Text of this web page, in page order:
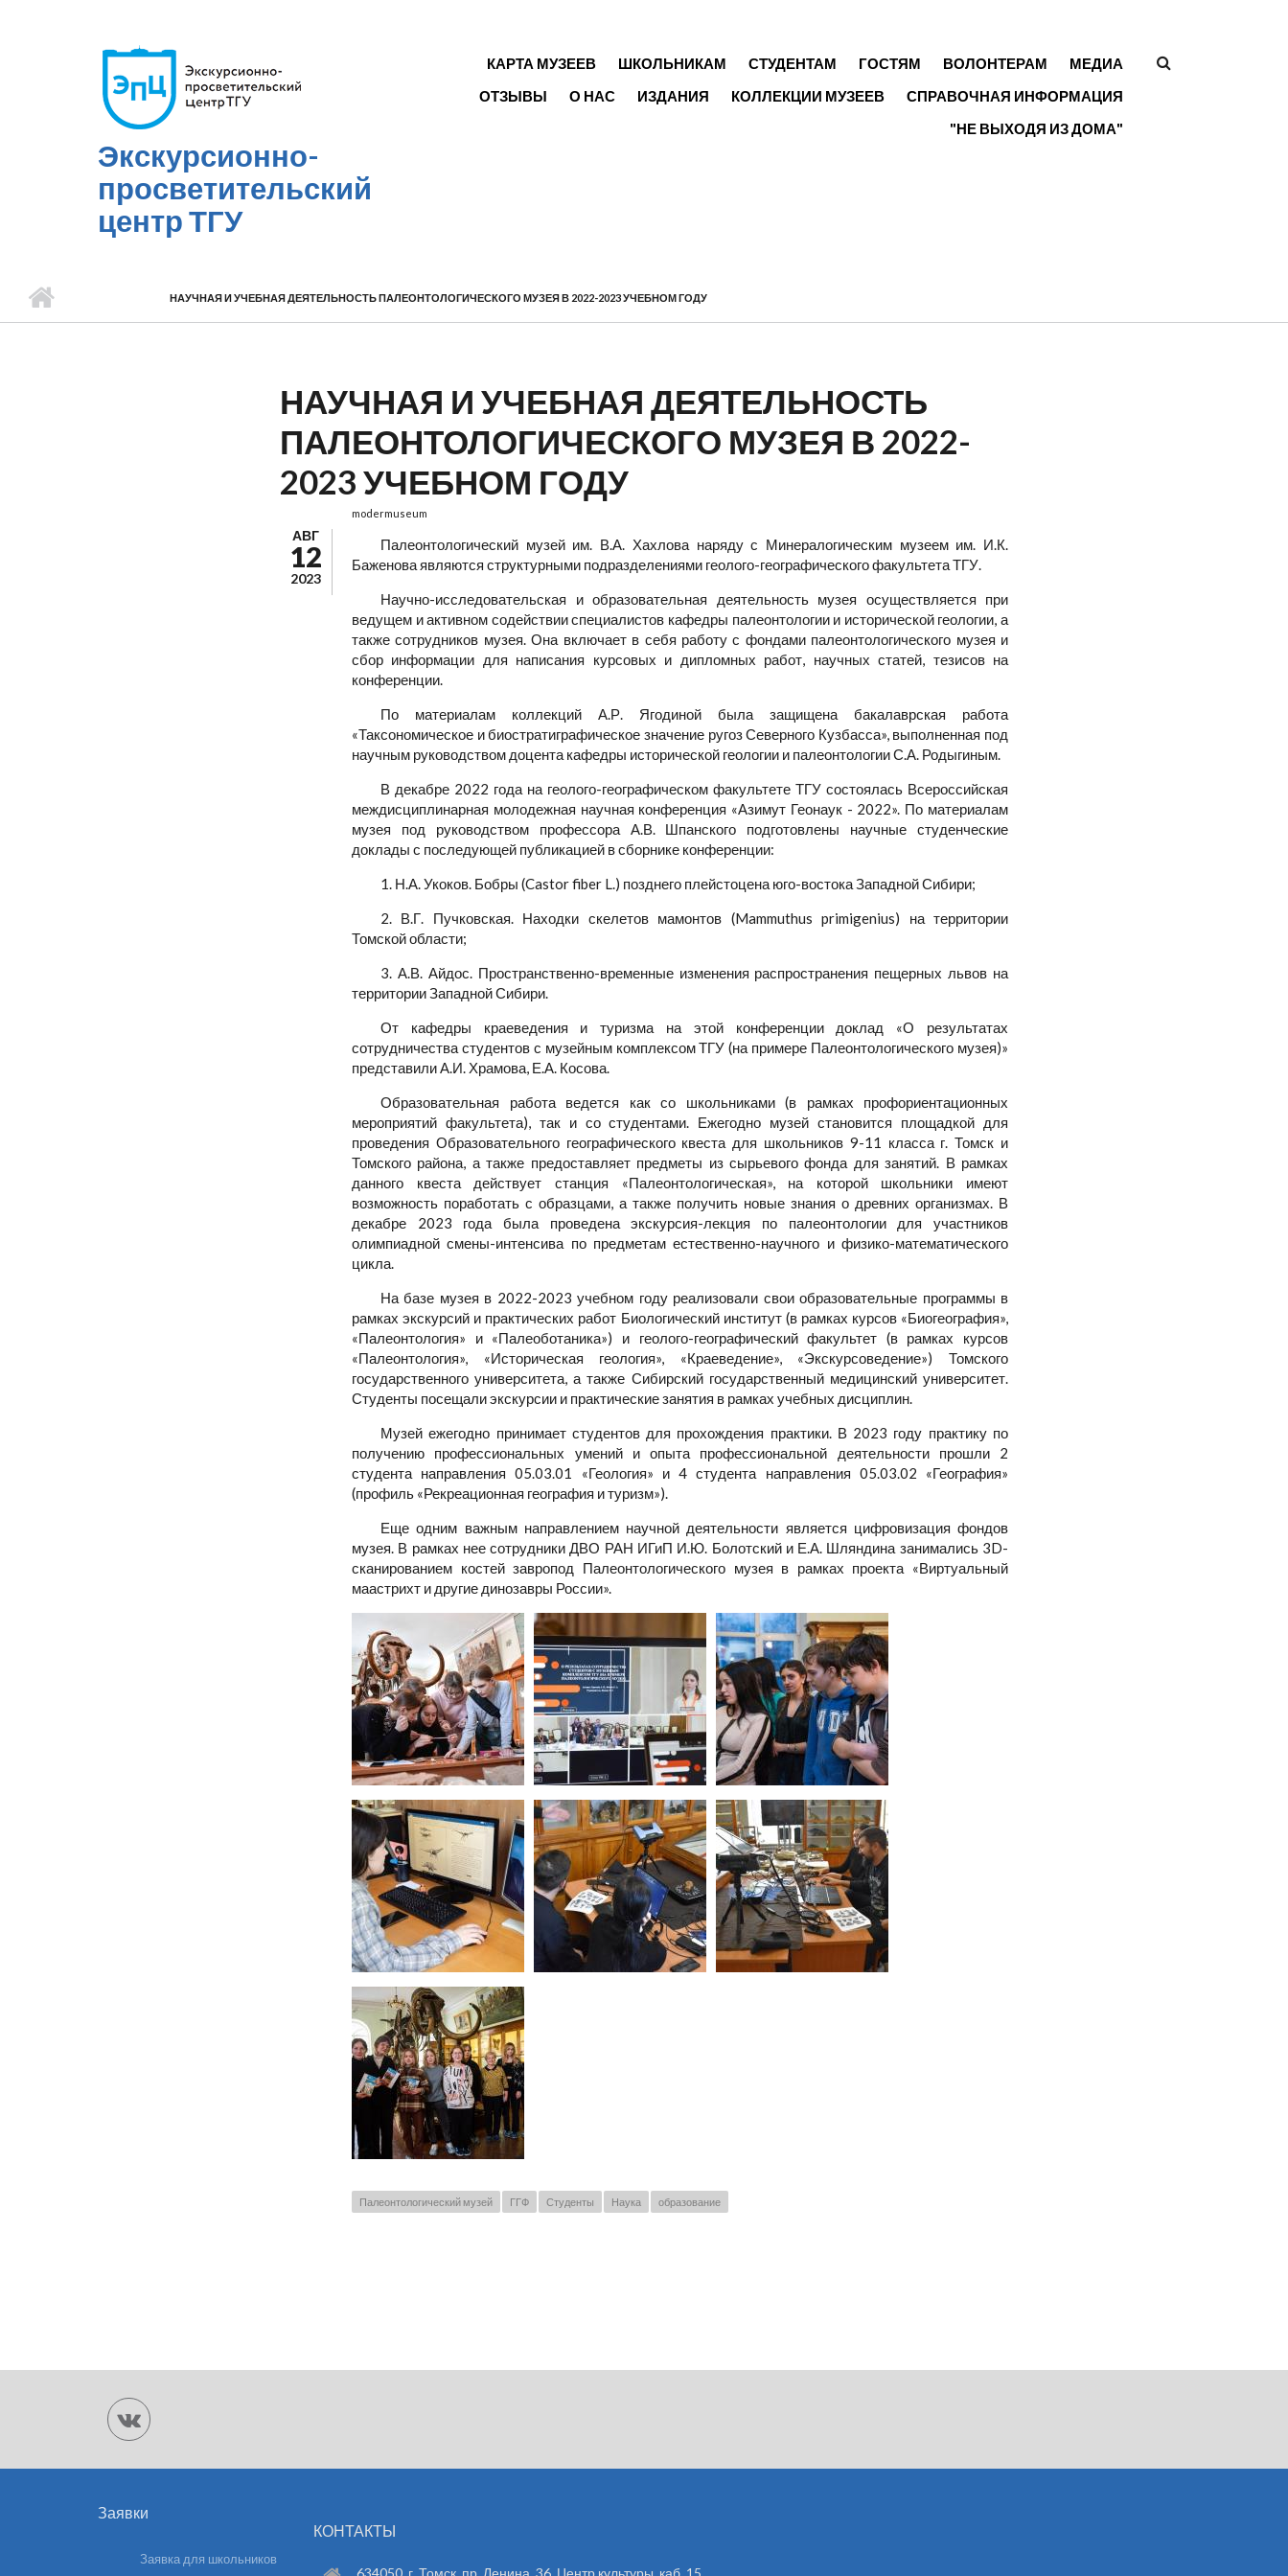
Экскурсионно-
просветительский
центр ТГУ
ФОРМА
ГЛАВНОЕ МЕНЮ
КАРТА МУЗЕЕВ ШКОЛЬНИКАМ СТУДЕНТАМ ГОСТЯМ ВОЛОНТЕРАМ
МЕДИА
ОТЗЫВЫ
О НАС ИЗДАНИЯ КОЛЛЕКЦИИ МУЗЕЕВ
СПРАВОЧНАЯ ИНФОРМАЦИЯ
"НЕ ВЫХОДЯ ИЗ ДОМА"
НАУЧНАЯ И УЧЕБНАЯ ДЕЯТЕЛЬНОСТЬ ПАЛЕОНТОЛОГИЧЕСКОГО МУЗЕЯ В 2022-2023 УЧЕБНОМ ГОДУ
НАУЧНАЯ И УЧЕБНАЯ ДЕЯТЕЛЬНОСТЬ
ПАЛЕОНТОЛОГИЧЕСКОГО МУЗЕЯ В 2022-
2023 УЧЕБНОМ ГОДУ
АВГ
12
2023
modermuseum
Палеонтологический музей им. В.А. Хахлова наряду с Минералогическим музеем им. И.К.
Баженова являются структурными подразделениями геолого-географического факультета ТГУ.
Научно-исследовательская и образовательная деятельность музея осуществляется при
ведущем и активном содействии специалистов кафедры палеонтологии и исторической геологии, а
также сотрудников музея. Она включает в себя работу с фондами палеонтологического музея и
сбор информации для написания курсовых и дипломных работ, научных статей, тезисов на
конференции.
По материалам коллекций А.Р. Ягодиной была защищена бакалаврская работа
«Таксономическое и биостратиграфическое значение ругоз Северного Кузбасса», выполненная под
научным руководством доцента кафедры исторической геологии и палеонтологии С.А. Родыгиным.
В декабре 2022 года на геолого-географическом факультете ТГУ состоялась Всероссийская
междисциплинарная молодежная научная конференция «Азимут Геонаук - 2022». По материалам
музея под руководством профессора А.В. Шпанского подготовлены научные студенческие
доклады с последующей публикацией в сборнике конференции:
1. Н.А. Укоков. Бобры (Castor fiber L.) позднего плейстоцена юго-востока Западной Сибири;
2. В.Г. Пучковская. Находки скелетов мамонтов (Mammuthus primigenius) на территории
Томской области;
3. А.В. Айдос. Пространственно-временные изменения распространения пещерных львов на
территории Западной Сибири.
От кафедры краеведения и туризма на этой конференции доклад «О результатах
сотрудничества студентов с музейным комплексом ТГУ (на примере Палеонтологического музея)»
представили А.И. Храмова, Е.А. Косова.
Образовательная работа ведется как со школьниками (в рамках профориентационных
мероприятий факультета), так и со студентами. Ежегодно музей становится площадкой для
проведения Образовательного географического квеста для школьников 9-11 класса г. Томск и
Томского района, а также предоставляет предметы из сырьевого фонда для занятий. В рамках
данного квеста действует станция «Палеонтологическая», на которой школьники имеют
возможность поработать с образцами, а также получить новые знания о древних организмах. В
декабре 2023 года была проведена экскурсия-лекция по палеонтологии для участников
олимпиадной смены-интенсива по предметам естественно-научного и физико-математического
цикла.
На базе музея в 2022-2023 учебном году реализовали свои образовательные программы в
рамках экскурсий и практических работ Биологический институт (в рамках курсов «Биогеография»,
«Палеонтология» и «Палеоботаника») и геолого-географический факультет (в рамках курсов
«Палеонтология», «Историческая геология», «Краеведение», «Экскурсоведение») Томского
государственного университета, а также Сибирский государственный медицинский университет.
Студенты посещали экскурсии и практические занятия в рамках учебных дисциплин.
Музей ежегодно принимает студентов для прохождения практики. В 2023 году практику по
получению профессиональных умений и опыта профессиональной деятельности прошли 2
студента направления 05.03.01 «Геология» и 4 студента направления 05.03.02 «География»
(профиль «Рекреационная география и туризм»).
Еще одним важным направлением научной деятельности является цифровизация фондов
музея. В рамках нее сотрудники ДВО РАН ИГиП И.Ю. Болотский и Е.А. Шляндина занимались 3D-
сканированием костей завропод Палеонтологического музея в рамках проекта «Виртуальный
маастрихт и другие динозавры России».
Палеонтологический музей ГГФ Студенты Наука образование
Заявки
Заявка для школьников
КОНТАКТЫ
634050, г. Томск, пр. Ленина, 36, Центр культуры, каб. 15.